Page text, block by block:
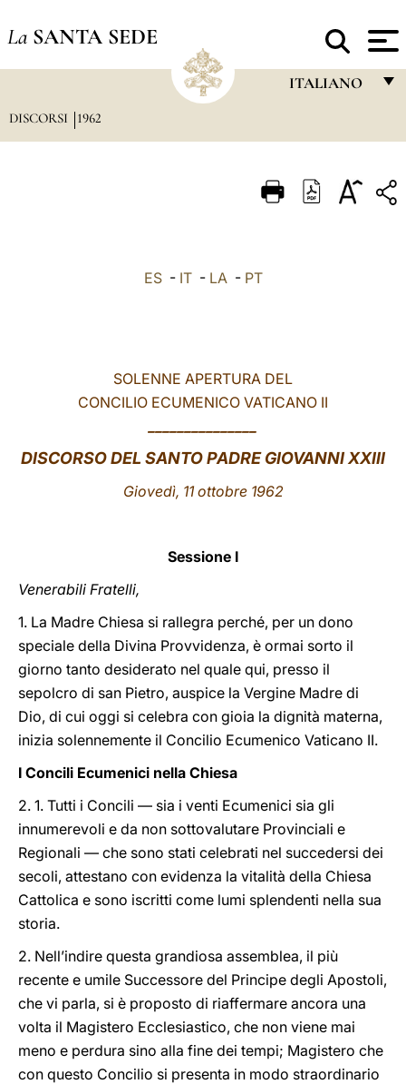
La SANTA SEDE
ITALIANO
ITALIANO
中文
DISCORSI 1962
ES- IT- LA- PT
SOLENNE APERTURA DEL
CONCILIO ECUMENICO VATICANO II
DISCORSO DEL SANTO PADRE GIOVANNI XXIII
Giovedì, 11ottobre 1962
Sessione I
Venerabili Fratelli,
1. La Madre Chiesa si rallegra perché, per un dono
speciale della Divina Provvidenza, è ormai sorto il
giorno tanto desiderato nel quale qui, presso il
sepolcro di san Pietro, auspice la Vergine Madre di
Dio, di cui oggi si celebra con gioia la dignità materna,
inizia solennemente il Concilio Ecumenico Vaticano II.
I Concili Ecumenici nella Chiesa
2. 1. Tutti i Concili — sia i venti Ecumenici sia gli
innumerevoli e da non sottovalutare Provinciali e
Regionali — che sono stati celebrati nel succedersi dei
secoli, attestano con evidenza la vitalità della Chiesa
Cattolica e sono iscritti come lumi splendenti nella sua
storia.
2. Nell’indire questa grandiosa assemblea, il più
recente e umile Successore del Principe degli Apostoli,
che vi parla, si è proposto di riaffermare ancora una
volta il Magistero Ecclesiastico, che non viene mai
meno e perdura sino alla fine dei tempi; Magistero che
con questo Concilio si presenta in modo straordinario